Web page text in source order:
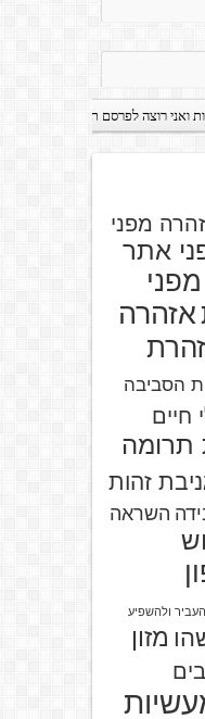
מפני
אתר
אזהרה
הסביבה
חיים
זהות
השראה
ולהשפיע
מזון